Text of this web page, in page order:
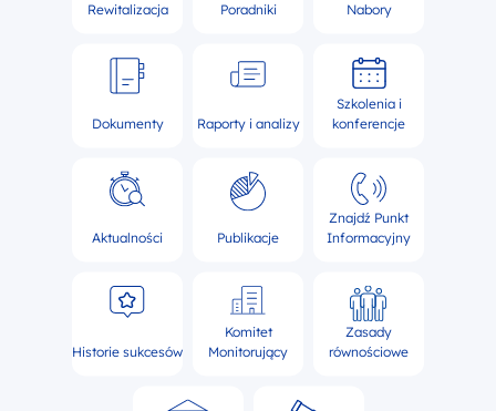
Rewitalizacja Poradniki Nabory
Dokumenty Raporty i analizy
Szkolenia i
konferencje
Aktualności Publikacje
Znajdź Punkt
Informacyjny
Historie sukcesów
Komitet
Monitorujący
Zasady
równościowe